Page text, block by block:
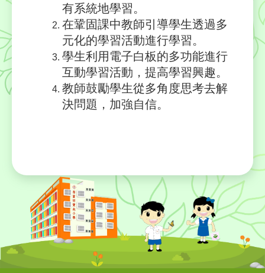
有系統地學習。
在鞏固課中教師引導學生透過多
元化的學習活動進行學習。
學生利用電子白板的多功能進行
互動學習活動，提高學習興趣。
教師鼓勵學生從多角度思考去解
決問題，加強自信。